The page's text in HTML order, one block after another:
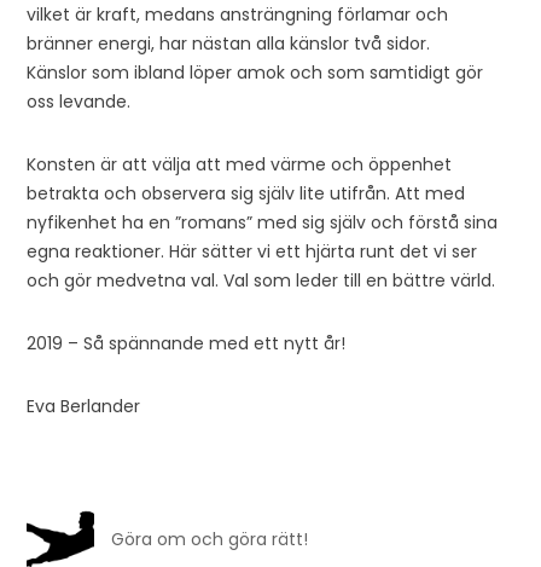
vilket är kraft, medans ansträngning förlamar och
bränner energi, har nästan alla känslor två sidor.
Känslor som ibland löper amok och som samtidigt gör
oss levande.
Konsten är att välja att med värme och öppenhet
betrakta och observera sig själv lite utifrån. Att med
nyfikenhet ha en ”romans” med sig själv och förstå sina
egna reaktioner. Här sätter vi ett hjärta runt det vi ser
och gör medvetna val. Val som leder till en bättre värld.
2019 – Så spännande med ett nytt år!
Eva Berlander
Göra om och göra rätt!